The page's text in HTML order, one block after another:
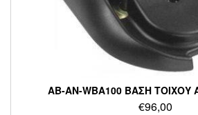
AB-AN-WBA100 ΒΑΣΗ ΤΟΙΧΟΥ
€96,00